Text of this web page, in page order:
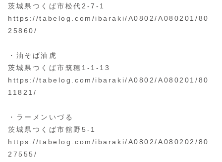
茨城県つくば市松代2-7-1
https://tabelog.com/ibaraki/A0802/A080201/80
25860/
・油そば油虎
茨城県つくば市筑穂1-1-13
https://tabelog.com/ibaraki/A0802/A080201/80
11821/
・ラーメンいづる
茨城県つくば市舘野5-1
https://tabelog.com/ibaraki/A0802/A080202/80
27555/